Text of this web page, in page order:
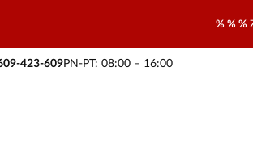
% % %
423-609PN-PT: 08:00 – 16:00